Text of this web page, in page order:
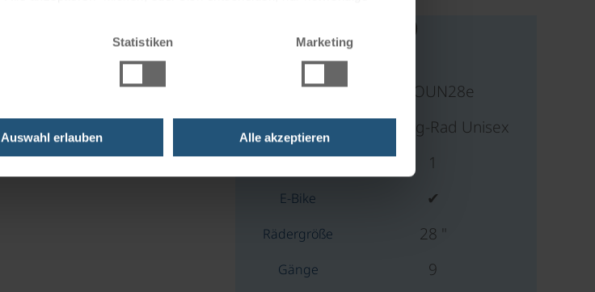
Statistiken Marketing
Auswahl erlauben Alle akzeptieren
FSIOUN28e
eTrekking-Rad Unisex
1
E-Bike ✔
Rädergröße 28 "
Gänge 9